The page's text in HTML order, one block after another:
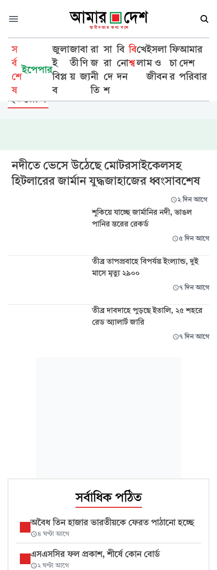
স
র্ব
শে
ষ
ইপেপার
জুলা
ই
বিপ্ল
ব
জা
তী
য়
বা
ণি
জ্য
রা
জ
নী
তি
সা
রা
দে
শ
বি
নো
দন
বি
শ্ব
খে
লা
ইসলা
ম ও
জীবন
ফি
চা
র
আমার
দেশ
পরিবার
বিশ্ব
ইউরোপ
নদীতে ভেসে উঠেছে মোটরসাইকেলসহ
হিটলারের জার্মান যুদ্ধজাহাজের ধ্বংসাবশেষ
২ দিন আগে
শুকিয়ে যাচ্ছে জার্মানির নদী, ভাঙল
পানির স্তরের রেকর্ড
৫ দিন আগে
তীব্র তাপপ্রবাহে বিপর্যস্ত ইংল্যান্ড, দুই
মাসে মৃত্যু ২৯০০
৭ দিন আগে
তীব্র দাবদাহে পুড়ছে ইতালি, ২৫ শহরে
রেড অ্যালার্ট জারি
৭ দিন আগে
সর্বাধিক পঠিত
অবৈধ তিন হাজার ভারতীয়কে ফেরত পাঠানো হচ্ছে
৪ ঘণ্টা আগে
এসএসসির ফল প্রকাশ, শীর্ষে কোন বোর্ড
২ ঘণ্টা আগে